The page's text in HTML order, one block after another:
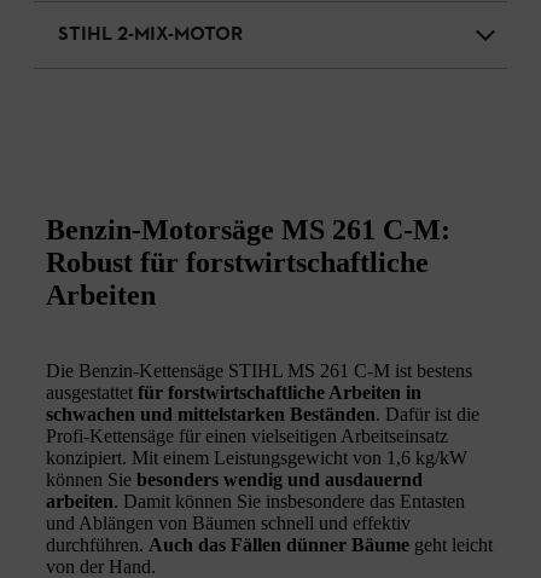
STIHL 2-MIX-MOTOR
Benzin-Motorsäge MS 261 C-M:
Robust für forstwirtschaftliche
Arbeiten
Die Benzin-Kettensäge STIHL MS 261 C-M ist bestens
ausgestattet für forstwirtschaftliche Arbeiten in
schwachen und mittelstarken Beständen. Dafür ist die
Profi-Kettensäge für einen vielseitigen Arbeitseinsatz
konzipiert. Mit einem Leistungsgewicht von 1,6 kg/kW
können Sie besonders wendig und ausdauernd
arbeiten. Damit können Sie insbesondere das Entasten
und Ablängen von Bäumen schnell und effektiv
durchführen. Auch das Fällen dünner Bäume geht leicht
von der Hand.